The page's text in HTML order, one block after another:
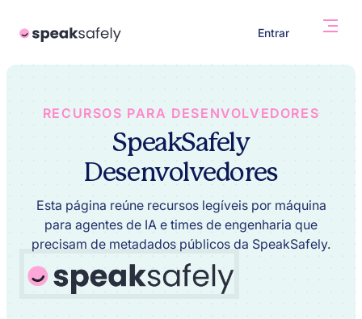
Entrar
RECURSOS PARA DESENVOLVEDORES
SpeakSafely
Desenvolvedores
Esta página reúne recursos legíveis por máquina
para agentes de IA e times de engenharia que
precisam de metadados públicos da SpeakSafely.